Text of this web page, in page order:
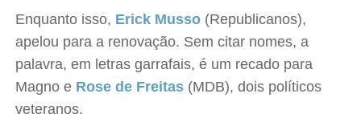
Enquanto isso, Erick Musso (Republicanos),
apelou para a renovação. Sem citar nomes, a
palavra, em letras garrafais, é um recado para
Magno e Rose de Freitas (MDB), dois políticos
veteranos.